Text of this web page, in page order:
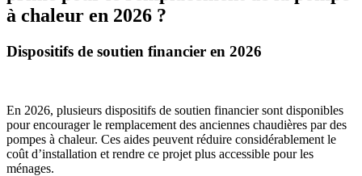
à chaleur en 2026 ?
Dispositifs de soutien financier en 2026
En 2026, plusieurs dispositifs de soutien financier sont disponibles
pour encourager le remplacement des anciennes chaudières par des
pompes à chaleur. Ces aides peuvent réduire considérablement le
coût d’installation et rendre ce projet plus accessible pour les
ménages.